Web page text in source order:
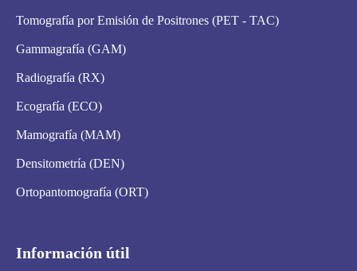
Tomografía por Emisión de Positrones (PET - TAC)
Gammagrafía (GAM)
Radiografía (RX)
Ecografía (ECO)
Mamografía (MAM)
Densitometría (DEN)
Ortopantomografía (ORT)
Información útil